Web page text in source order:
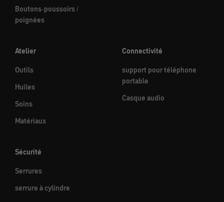
Boutons-poussoirs /
poignées
Atelier
Outils
Huiles
Soins
Matériaux
Connectivité
support pour téléphone
portable
Casque audio
Sécurité
Serrures
serrure à cylindre